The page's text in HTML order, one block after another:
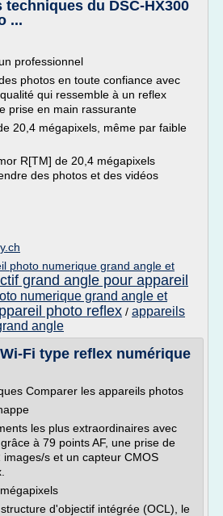
du DSC-HX300
...
professionnel
photos en toute confiance avec
qui ressemble à un reflex
prise en main rassurante
20,4 mégapixels, même par faible
R[TM] de 20,4 mégapixels
des photos et des vidéos
photo numerique grand angle et
grand angle pour appareil
numerique grand angle et
photo reflex / appareils
angle
Fi type reflex numérique
Comparer les appareils photos
les plus extraordinaires avec
à 79 points AF, une prise de
s et un capteur CMOS
d'objectif intégrée (OCL), le